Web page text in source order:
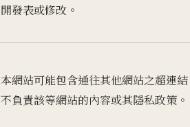
開發表或修改。
本網站可能包含通往其他網站之超連
不負責該等網站的內容或其隱私政策。